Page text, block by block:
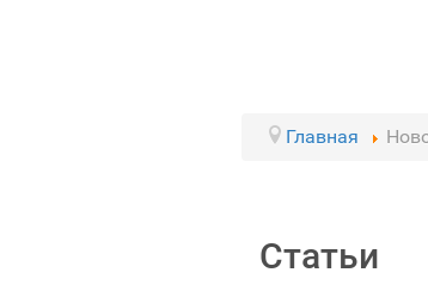
Главная
Статьи